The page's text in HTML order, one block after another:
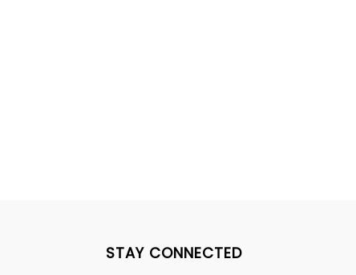
STAY CONNECTED